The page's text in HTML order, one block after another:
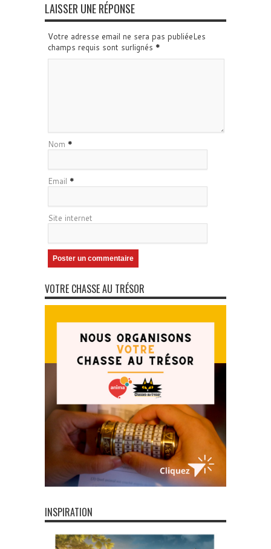
LAISSER UNE RÉPONSE
Votre adresse email ne sera pas publiéeLes
champs requis sont surlignés *
Nom *
Email *
Site internet
VOTRE CHASSE AU TRÉSOR
INSPIRATION